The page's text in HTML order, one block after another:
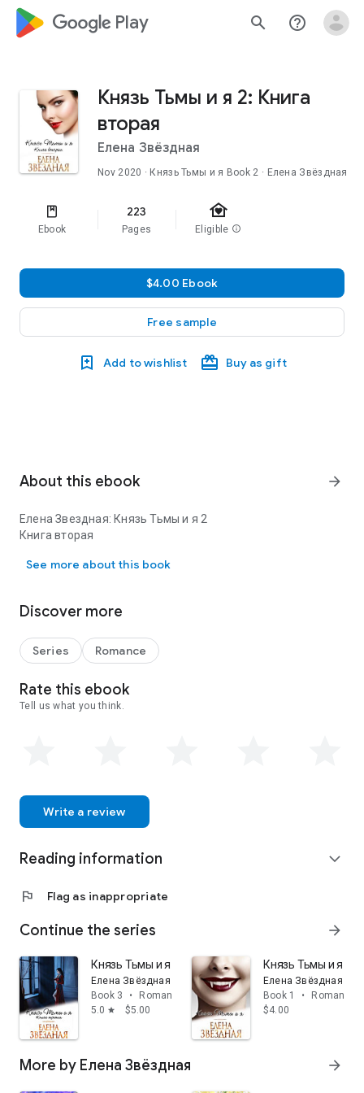
google_logo Play search help_outline
Князь Тьмы и я 2: Книга
вторая
Елена Звёздная
Nov 2020 · Князь Тьмы и я Book 2 · Елена Звёздная
Ebook
223
Pages
family_home
Eligible info
$4.00 Ebook
Free sample
Add to wishlist Buy as gift
About this ebook arrow_forward
Елена Звездная: Князь Тьмы и я 2
Книга вторая
See more about this book
Discover more
Series Romance
Rate this ebook
Tell us what you think.
Write a review
Reading information expand_more
flag Flag as inappropriate
Continue the series arrow_forward
Князь Тьмы и я 3: Книга третья
Елена Звёздная
Book 3
•
Romance
5.0 star $5.00
Князь Тьмы и я 1:
Елена Звёздная
Book 1
•
Romance
$4.00
More by Елена Звёздная arrow_forward